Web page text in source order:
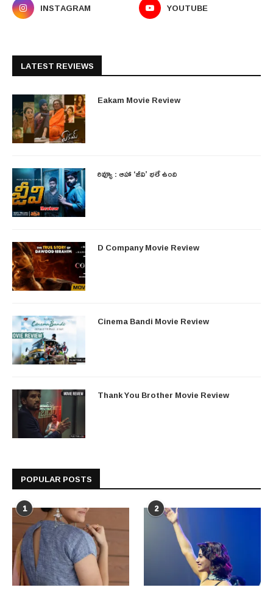
INSTAGRAM
YOUTUBE
LATEST REVIEWS
Eakam Movie Review
రివ్యూ : ఆహా ‘జీవి’ భలే ఉంది
D Company Movie Review
Cinema Bandi Movie Review
Thank You Brother Movie Review
POPULAR POSTS
1 2